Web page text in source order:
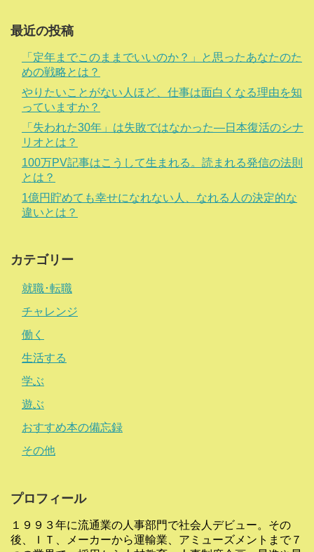
最近の投稿
「定年までこのままでいいのか？」と思ったあなたのた
めの戦略とは？
やりたいことがない人ほど、仕事は面白くなる理由を知
っていますか？
「失われた30年」は失敗ではなかった―日本復活のシナ
リオとは？
100万PV記事はこうして生まれる。読まれる発信の法則
とは？
1億円貯めても幸せになれない人、なれる人の決定的な
違いとは？
カテゴリー
就職･転職
チャレンジ
働く
生活する
学ぶ
遊ぶ
おすすめ本の備忘録
その他
プロフィール
１９９３年に流通業の人事部門で社会人デビュー。その
後、ＩＴ、メーカーから運輸業、アミューズメントまで７